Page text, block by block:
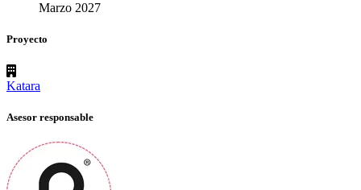
Marzo 2027
Proyecto
Katara
Asesor responsable